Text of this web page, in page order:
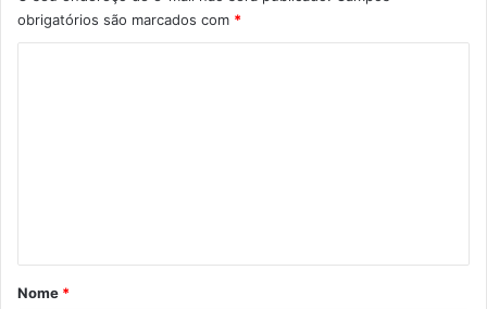
obrigatórios são marcados com *
r
Nome *